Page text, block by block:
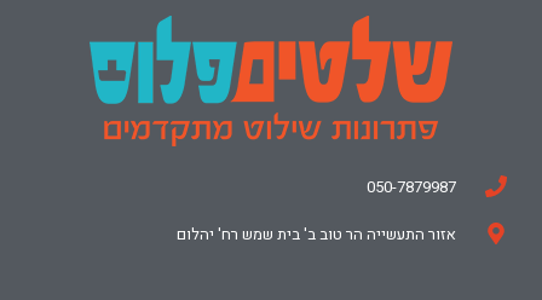
050-7879987
אזור התעשייה הר טוב ב' בית שמש רח' יהלום